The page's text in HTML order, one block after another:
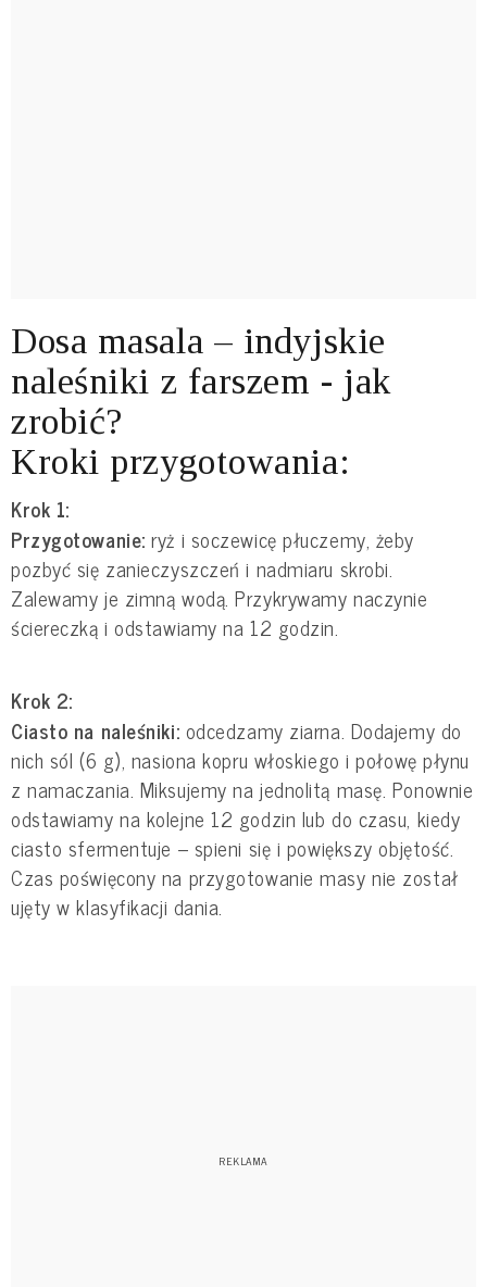
Dosa masala – indyjskie
naleśniki z farszem - jak
zrobić?
Kroki przygotowania:
Krok 1:
Przygotowanie: ryż i soczewicę płuczemy, żeby
pozbyć się zanieczyszczeń i nadmiaru skrobi.
Zalewamy je zimną wodą. Przykrywamy naczynie
ściereczką i odstawiamy na 12 godzin.
Krok 2:
Ciasto na naleśniki: odcedzamy ziarna. Dodajemy do
nich sól (6 g), nasiona kopru włoskiego i połowę płynu
z namaczania. Miksujemy na jednolitą masę. Ponownie
odstawiamy na kolejne 12 godzin lub do czasu, kiedy
ciasto sfermentuje – spieni się i powiększy objętość.
Czas poświęcony na przygotowanie masy nie został
ujęty w klasyfikacji dania.